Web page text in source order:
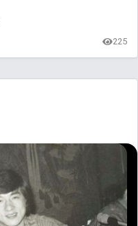
225